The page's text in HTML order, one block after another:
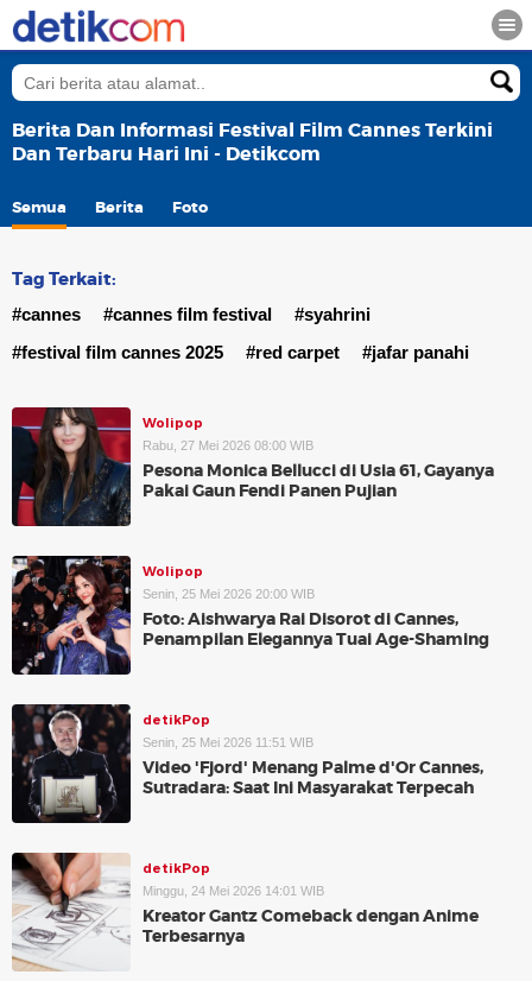
Berita Dan Informasi Festival Film Cannes Terkini
Dan Terbaru Hari Ini - Detikcom
Semua Berita Foto
Tag Terkait:
#cannes #cannes film festival
#syahrini
#festival film cannes 2025
#red carpet #jafar panahi
Wolipop
Rabu, 27 Mei 2026 08:00 WIB
Pesona Monica Bellucci di Usia 61, Gayanya
Pakai Gaun Fendi Panen Pujian
Wolipop
Senin, 25 Mei 2026 20:00 WIB
Foto: Aishwarya Rai Disorot di Cannes,
Penampilan Elegannya Tuai Age-Shaming
detikPop
Senin, 25 Mei 2026 11:51 WIB
Video 'Fjord' Menang Palme d'Or Cannes,
Sutradara: Saat Ini Masyarakat Terpecah
detikPop
Minggu, 24 Mei 2026 14:01 WIB
Kreator Gantz Comeback dengan Anime
Terbesarnya